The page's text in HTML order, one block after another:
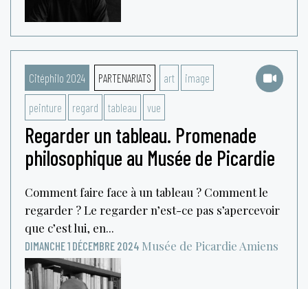
Citéphilo 2024 PARTENARIATS art image
peinture regard tableau vue
Regarder un tableau. Promenade
philosophique au Musée de Picardie
Comment faire face à un tableau ? Comment le
regarder ? Le regarder n’est-ce pas s’apercevoir
que c’est lui, en...
DIMANCHE 1 DÉCEMBRE 2024 Musée de Picardie Amiens